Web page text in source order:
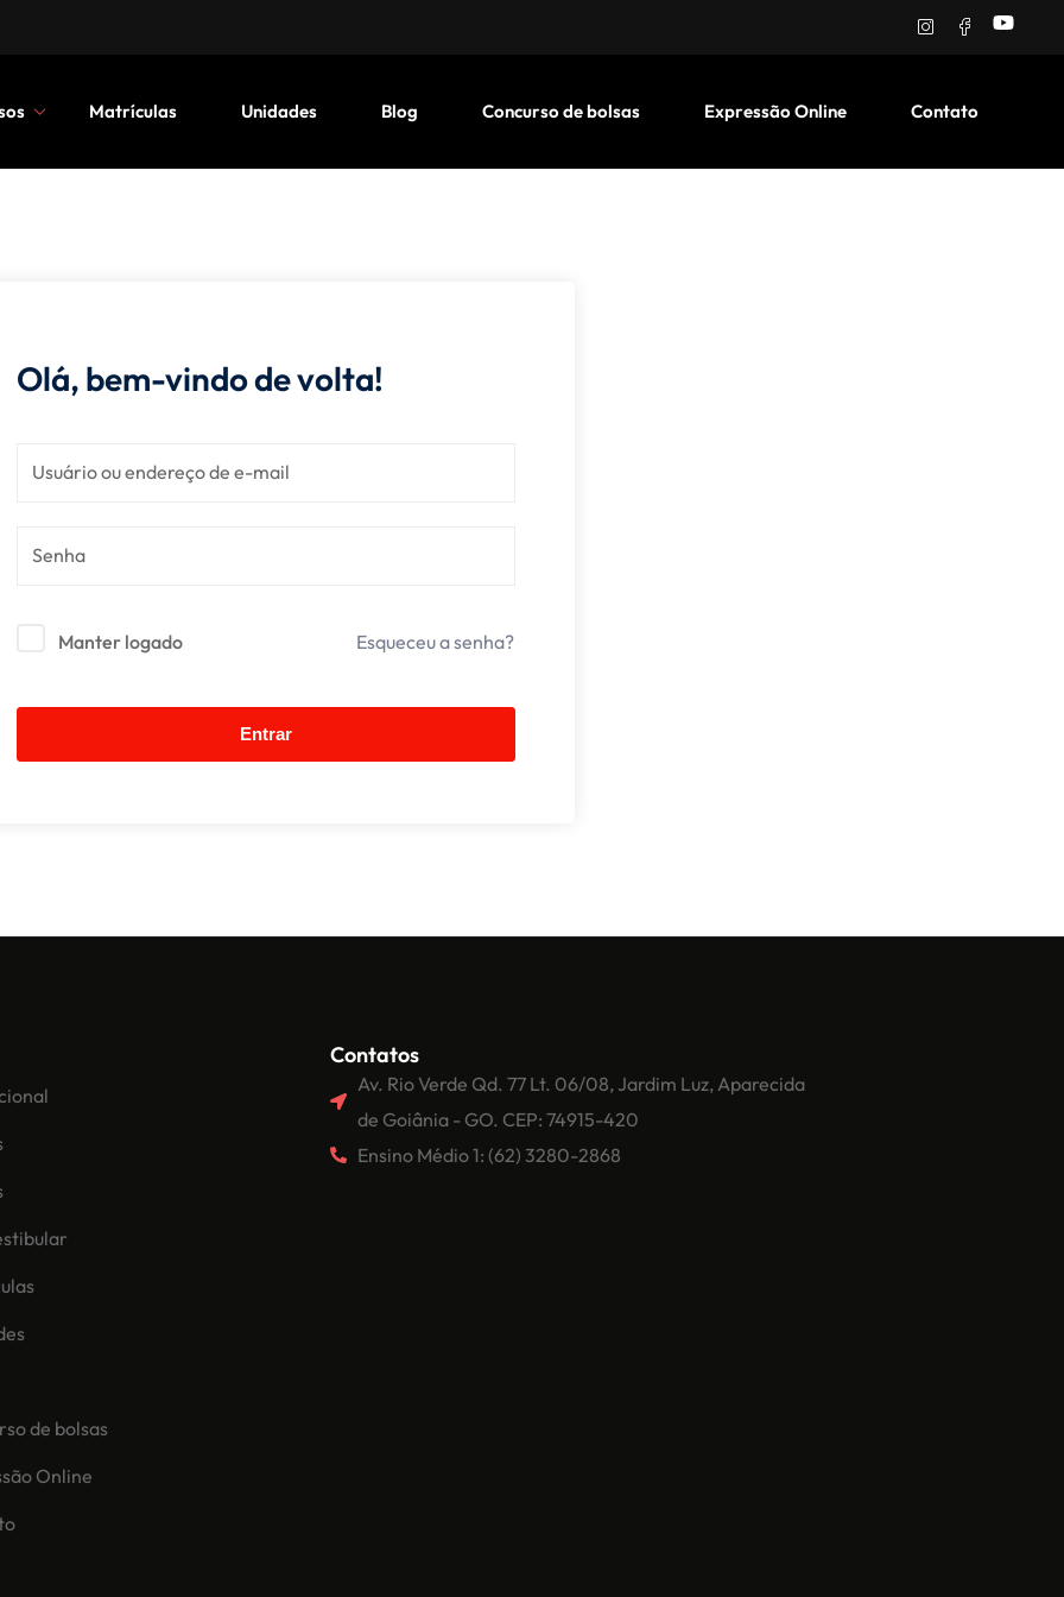
Matrículas Unidades Blog Concurso de bolsas Expressão Online Contato
Olá, bem-vindo de volta!
Manter logado Esqueceu a senha?
Entrar
de bolsas
Online
Contatos
Av. Rio Verde Qd. 77 Lt. 06/08, Jardim Luz, Aparecida
de Goiânia - GO. CEP: 74915-420
Ensino Médio 1: (62) 3280-2868